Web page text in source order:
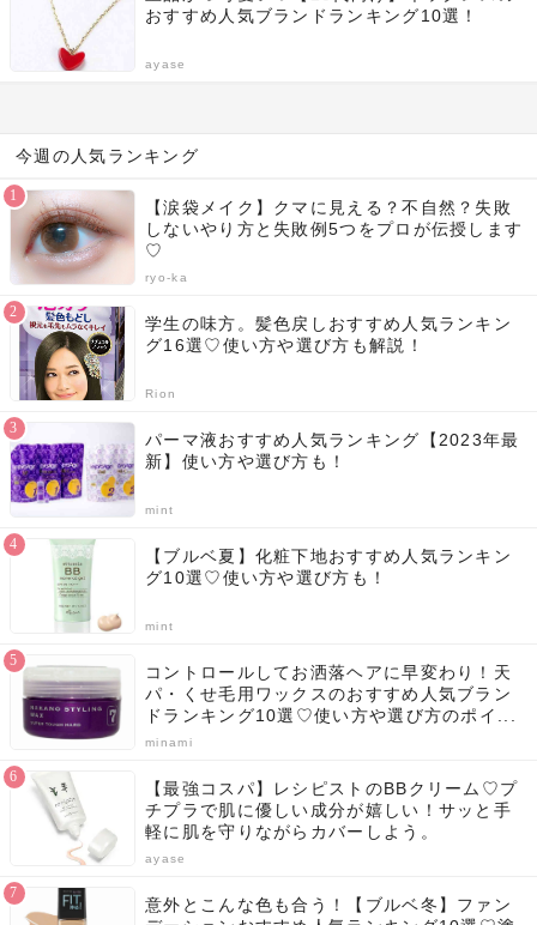
おすすめ人気ブランドランキング10選！
ayase
今週の人気ランキング
【涙袋メイク】クマに見える？不自然？失敗
しないやり方と失敗例5つをプロが伝授します
♡
ryo-ka
学生の味方。髪色戻しおすすめ人気ランキン
グ16選♡使い方や選び方も解説！
Rion
パーマ液おすすめ人気ランキング【2023年最
新】使い方や選び方も！
mint
【ブルベ夏】化粧下地おすすめ人気ランキン
グ10選♡使い方や選び方も！
mint
コントロールしてお洒落ヘアに早変わり！天
パ・くせ毛用ワックスのおすすめ人気ブラン
ドランキング10選♡使い方や選び方のポイ...
minami
【最強コスパ】レシピストのBBクリーム♡プ
チプラで肌に優しい成分が嬉しい！サッと手
軽に肌を守りながらカバーしよう。
ayase
意外とこんな色も合う！【ブルベ冬】ファン